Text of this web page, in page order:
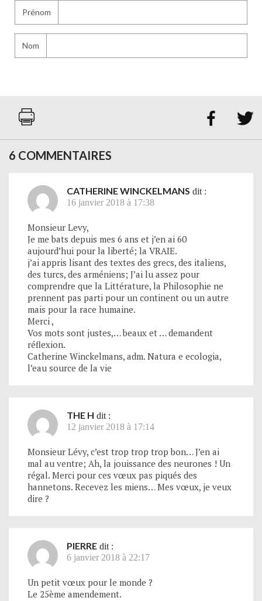
Prénom
Nom
 
6 COMMENTAIRES
CATHERINE WINCKELMANS dit :
16 janvier 2018 à 17:38
Monsieur Levy,
Je me bats depuis mes 6 ans et j’en ai 60
aujourd’hui pour la liberté; la VRAIE.
j’ai appris lisant des textes des grecs, des italiens,
des turcs, des arméniens; J’ai lu assez pour
comprendre que la Littérature, la Philosophie ne
prennent pas parti pour un continent ou un autre
mais pour la race humaine.
Merci ,
Vos mots sont justes,… beaux et … demandent
réflexion.
Catherine Winckelmans, adm. Natura e ecologia,
l’eau source de la vie
THE H dit :
12 janvier 2018 à 17:14
Monsieur Lévy, c’est trop trop trop bon… J’en ai
mal au ventre; Ah, la jouissance des neurones ! Un
régal. Merci pour ces vœux pas piqués des
hannetons. Recevez les miens… Mes vœux, je veux
dire ?
PIERRE dit :
6 janvier 2018 à 22:17
Un petit vœux pour le monde ?
Le 25ème amendement.